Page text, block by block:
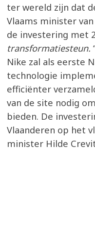
ter wereld zijn dat
Vlaams minister
de investering met
transformatiesteun.
Nike zal als eerste
technologie
efficiënter
van de site nodig
bieden. De
Vlaanderen op het
minister Hilde